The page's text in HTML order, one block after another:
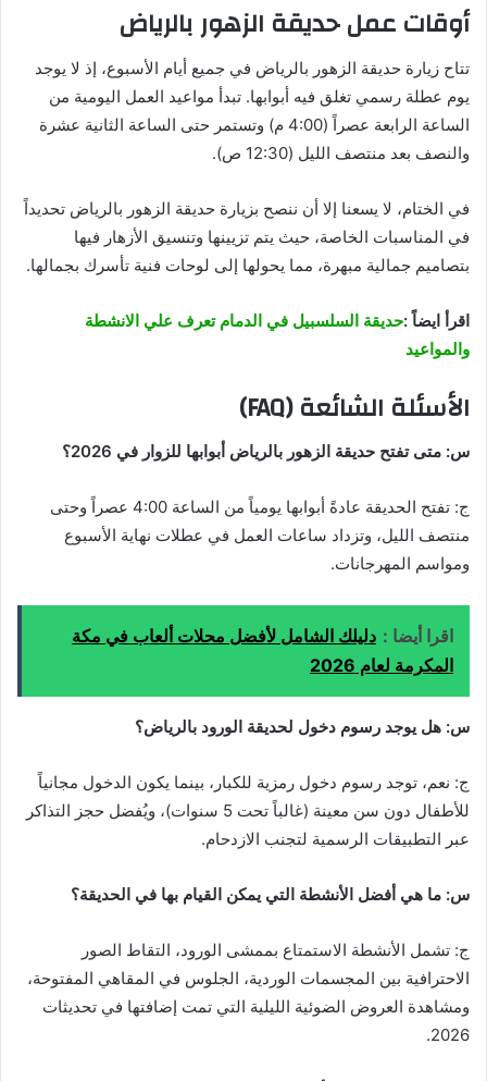
أوقات عمل حديقة الزهور بالرياض
تتاح زيارة حديقة الزهور بالرياض في جميع أيام الأسبوع، إذ لا يوجد
يوم عطلة رسمي تغلق فيه أبوابها. تبدأ مواعيد العمل اليومية من
الساعة الرابعة عصراً (4:00 م) وتستمر حتى الساعة الثانية عشرة
والنصف بعد منتصف الليل (12:30 ص).
في الختام، لا يسعنا إلا أن ننصح بزيارة حديقة الزهور بالرياض تحديداً
في المناسبات الخاصة، حيث يتم تزيينها وتنسيق الأزهار فيها
بتصاميم جمالية مبهرة، مما يحولها إلى لوحات فنية تأسرك بجمالها.
اقرأ ايضاً :حديقة السلسبيل في الدمام تعرف علي الانشطة
والمواعيد
الأسئلة الشائعة (FAQ)
س: متى تفتح حديقة الزهور بالرياض أبوابها للزوار في 2026؟
ج: تفتح الحديقة عادةً أبوابها يومياً من الساعة 4:00 عصراً وحتى
منتصف الليل، وتزداد ساعات العمل في عطلات نهاية الأسبوع
ومواسم المهرجانات.
اقرا أيضا : دليلك الشامل لأفضل محلات ألعاب في مكة
المكرمة لعام 2026
س: هل يوجد رسوم دخول لحديقة الورود بالرياض؟
ج: نعم، توجد رسوم دخول رمزية للكبار، بينما يكون الدخول مجانياً
للأطفال دون سن معينة (غالباً تحت 5 سنوات)، ويُفضل حجز التذاكر
عبر التطبيقات الرسمية لتجنب الازدحام.
س: ما هي أفضل الأنشطة التي يمكن القيام بها في الحديقة؟
ج: تشمل الأنشطة الاستمتاع بممشى الورود، التقاط الصور
الاحترافية بين المجسمات الوردية، الجلوس في المقاهي المفتوحة،
ومشاهدة العروض الضوئية الليلية التي تمت إضافتها في تحديثات
2026.